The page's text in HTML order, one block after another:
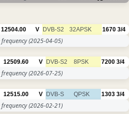
12504.00 V DVB-S2 32APSK 1670 3/4
frequency(2025-04-05)
12509.60 V DVB-S2 8PSK 7200 3/4
frequency(2026-07-25)
12515.00 V DVB-S QPSK 1303 3/4
frequency(2026-02-21)